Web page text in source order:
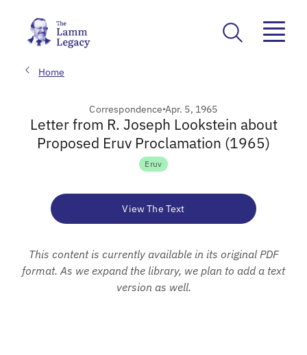
Home
Correspondence Apr. 5, 1965
Letter from R. Joseph Lookstein about
Proposed Eruv Proclamation (1965)
Eruv
View The Text
This content is currently available in its original PDF
format. As we expand the library, we plan to add a text
version as well.